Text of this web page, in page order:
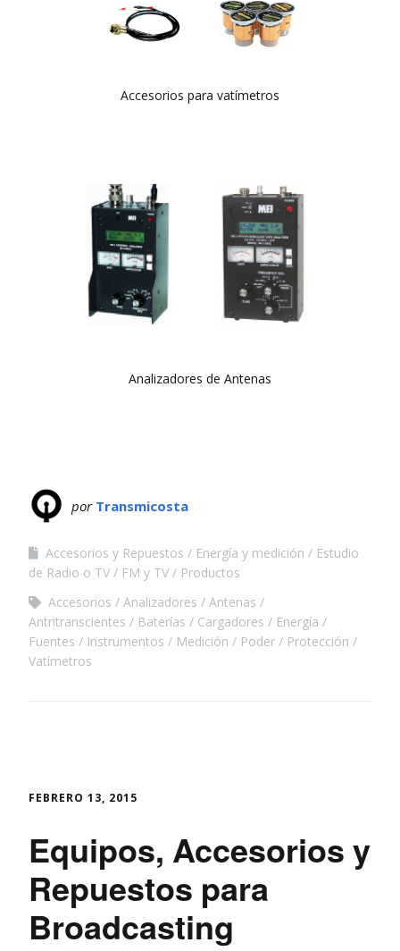
Accesorios para vatímetros
Analizadores de Antenas
por Transmicosta
Accesorios y Repuestos Energía y medición
Estudio
de Radio o TV
FM y TV
Productos
Accesorios
Analizadores
Antenas
Antritranscientes
Baterías Cargadores
Energía
Fuentes
Instrumentos Medición Poder
Protección
Vatímetros
FEBRERO 13, 2015
Equipos, Accesorios y
Repuestos para
Broadcasting